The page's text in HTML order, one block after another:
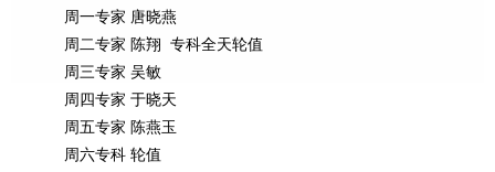
周一专家 唐晓燕
周二专家 陈翔 专科全天轮值
周三专家 吴敏
周四专家 于晓天
周五专家 陈燕玉
周六专科 轮值